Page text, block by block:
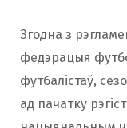
Згодна з
федэрацыя
футбалістаў,
ад пачатку